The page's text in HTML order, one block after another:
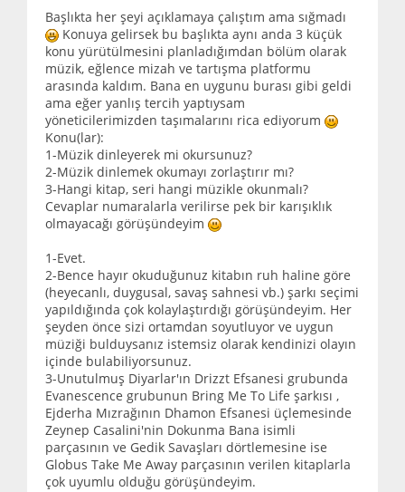
Başlıkta her şeyi açıklamaya çalıştım ama sığmadı
Konuya gelirsek bu başlıkta aynı anda 3 küçük
konu yürütülmesini planladığımdan bölüm olarak
müzik, eğlence mizah ve tartışma platformu
arasında kaldım. Bana en uygunu burası gibi geldi
ama eğer yanlış tercih yaptıysam
yöneticilerimizden taşımalarını rica ediyorum
Konu(lar):
1-Müzik dinleyerek mi okursunuz?
2-Müzik dinlemek okumayı zorlaştırır mı?
3-Hangi kitap, seri hangi müzikle okunmalı?
Cevaplar numaralarla verilirse pek bir karışıklık
olmayacağı görüşündeyim
1-Evet.
2-Bence hayır okuduğunuz kitabın ruh haline göre
(heyecanlı, duygusal, savaş sahnesi vb.) şarkı seçimi
yapıldığında çok kolaylaştırdığı görüşündeyim. Her
şeyden önce sizi ortamdan soyutluyor ve uygun
müziği bulduysanız istemsiz olarak kendinizi olayın
içinde bulabiliyorsunuz.
3-Unutulmuş Diyarlar'ın Drizzt Efsanesi grubunda
Evanescence grubunun Bring Me To Life şarkısı ,
Ejderha Mızrağının Dhamon Efsanesi üçlemesinde
Zeynep Casalini'nin Dokunma Bana isimli
parçasının ve Gedik Savaşları dörtlemesine ise
Globus Take Me Away parçasının verilen kitaplarla
çok uyumlu olduğu görüşündeyim.